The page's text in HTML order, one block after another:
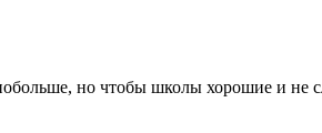
но чтобы школы хорошие и не